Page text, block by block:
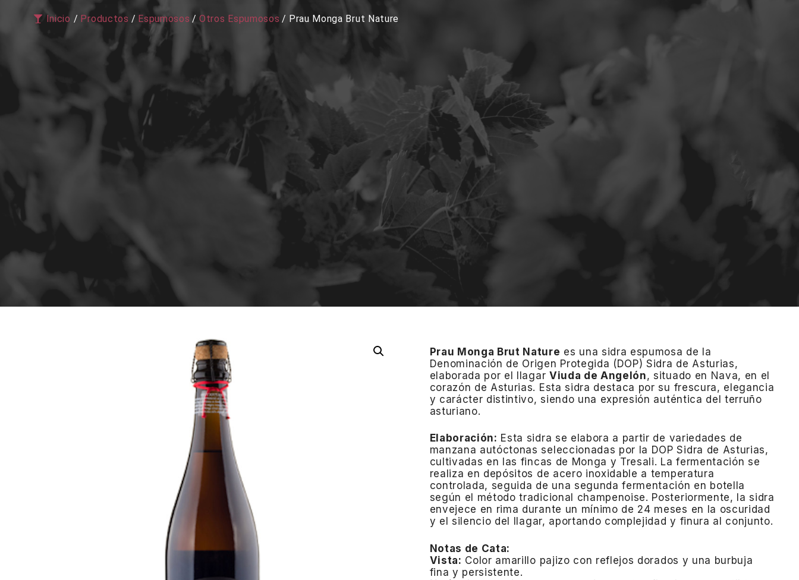
Inicio / Productos / Espumosos / Otros Espumosos / Prau Monga Brut Nature
Prau Monga Brut Nature es una sidra espumosa de la
Denominación de Origen Protegida (DOP) Sidra de Asturias,
elaborada por el llagar Viuda de Angelón, situado en Nava, en el
corazón de Asturias. Esta sidra destaca por su frescura, elegancia
y carácter distintivo, siendo una expresión auténtica del terruño
asturiano.
Elaboración: Esta sidra se elabora a partir de variedades de
manzana autóctonas seleccionadas por la DOP Sidra de Asturias,
cultivadas en las fincas de Monga y Tresali. La fermentación se
realiza en depósitos de acero inoxidable a temperatura
controlada, seguida de una segunda fermentación en botella
según el método tradicional champenoise. Posteriormente, la sidra
envejece en rima durante un mínimo de 24 meses en la oscuridad
y el silencio del llagar, aportando complejidad y finura al conjunto.
Notas de Cata:
Vista: Color amarillo pajizo con reflejos dorados y una burbuja
fina y persistente.